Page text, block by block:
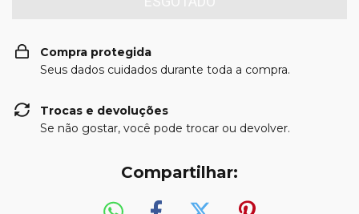
Compra protegida
Seus dados cuidados durante toda a compra.
Trocas e devoluções
Se não gostar, você pode trocar ou devolver.
Compartilhar: